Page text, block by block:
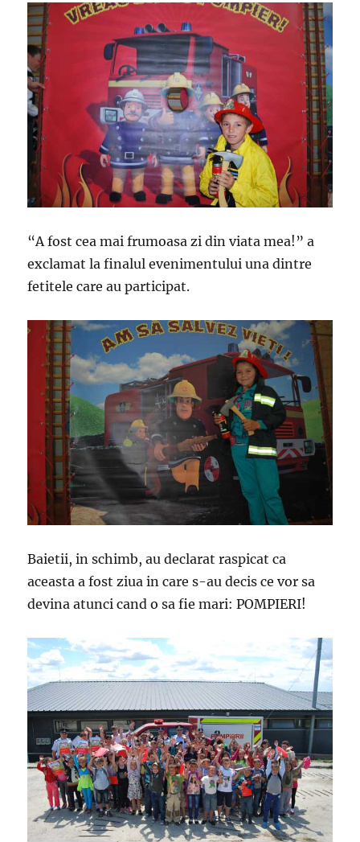
“A fost cea mai frumoasa zi din viata mea!” a
exclamat la finalul evenimentului una dintre
fetitele care au participat.
Baietii, in schimb, au declarat raspicat ca
aceasta a fost ziua in care s-au decis ce vor sa
devina atunci cand o sa fie mari: POMPIERI!